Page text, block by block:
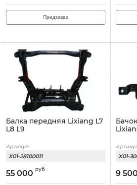
Предзаказ
Балка передняя Lixiang L7
L8 L9
Артикул:
X01-28100011
55 000 руб
X01-
9 500